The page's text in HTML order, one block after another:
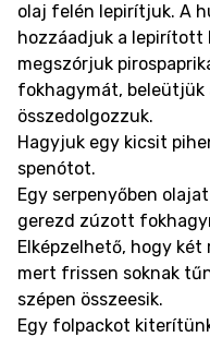
olaj felén lepirítjuk. A
hozzáadjuk a lepirított
megszórjuk
fokhagymát, beleütjük
összedolgozzuk.
Hagyjuk egy kicsit
spenótot.
Egy serpenyőben
gerezd zúzott
Elképzelhető, hogy
mert frissen soknak
szépen összeesik.
Egy folpackot